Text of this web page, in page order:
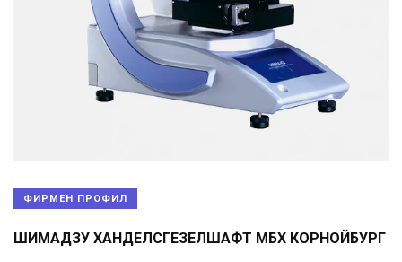
ФИРМЕН ПРОФИЛ
ШИМАДЗУ ХАНДЕЛСГЕЗЕЛШАФТ МБХ КОРНОЙБУРГ